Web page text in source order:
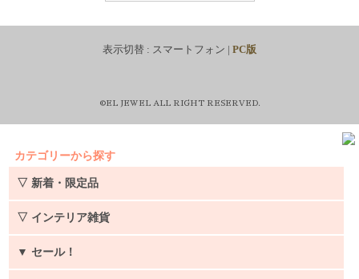
表示切替 : スマートフォン | PC版
©EL JEWEL ALL RIGHT RESERVED.
カテゴリーから探す
▽ 新着・限定品
▽ インテリア雑貨
▼ セール！